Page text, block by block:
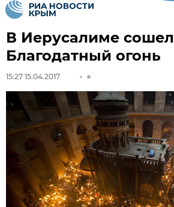
В Иерусалиме сошел
Благодатный огонь
15:27 15.04.2017